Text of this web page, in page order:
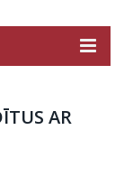
AR